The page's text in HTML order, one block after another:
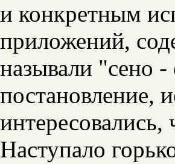
и конкретным
приложений,
называли "сено
постановление,
Наступало